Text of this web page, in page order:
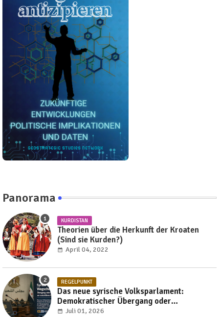
Panorama
KURDISTAN
Theorien über die Herkunft der Kroaten
(Sind sie Kurden?)
April 04, 2022
REGELPUNKT
Das neue syrische Volksparlament:
Demokratischer Übergang oder
Reproduktion autoritärer Herrschaft?
Juli 01, 2026